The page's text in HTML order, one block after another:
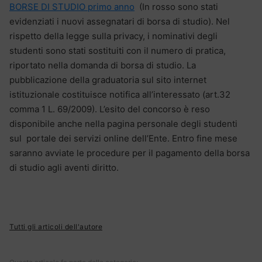
BORSE DI STUDIO primo anno (In rosso sono stati
evidenziati i nuovi assegnatari di borsa di studio). Nel
rispetto della legge sulla privacy, i nominativi degli
studenti sono stati sostituiti con il numero di pratica,
riportato nella domanda di borsa di studio. La
pubblicazione della graduatoria sul sito internet
istituzionale costituisce notifica all’interessato (art.32
comma 1 L. 69/2009). L’esito del concorso è reso
disponibile anche nella pagina personale degli studenti
sul portale dei servizi online dell’Ente. Entro fine mese
saranno avviate le procedure per il pagamento della borsa
di studio agli aventi diritto.
Tutti gli articoli dell'autore